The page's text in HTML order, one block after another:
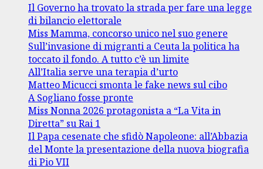
Il Governo ha trovato la strada per fare una legge
di bilancio elettorale
Miss Mamma, concorso unico nel suo genere
Sull’invasione di migranti a Ceuta la politica ha
toccato il fondo. A tutto c’è un limite
All’Italia serve una terapia d’urto
Matteo Micucci smonta le fake news sul cibo
A Sogliano fosse pronte
Miss Nonna 2026 protagonista a “La Vita in
Diretta” su Rai 1
Il Papa cesenate che sfidò Napoleone: all’Abbazia
del Monte la presentazione della nuova biografia
di Pio VII